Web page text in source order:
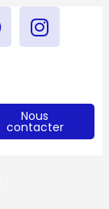
Nous
contacter